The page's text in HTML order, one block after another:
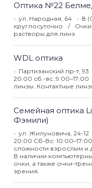
Оптика №22
ул. Народная, 64 8
круглосуточно
Очки
растворы для линз.
WDL оптика
Партизанский пр-т, 93
20:00 сб.-вс.:9:00–17:00
линзы. Контактные
Семейная оптика
Фэмили)
ул. Жилуновича, 24-12
20:00 Сб-Вс: 10:00–17:00
сложности взрослым и
В наличии
очки, а также очки-
зрения.